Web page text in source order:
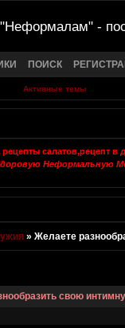
-
ПОИСК
Активные темы
Неформальную
»Желаете
свою